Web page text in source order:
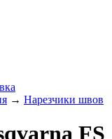
→ Нарезчики швов
FS